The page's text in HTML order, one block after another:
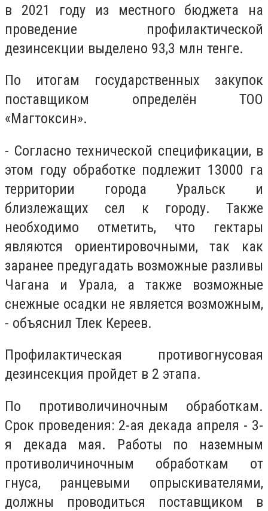
в 2021 году из местного бюджета на
проведение профилактической
дезинсекции выделено 93,3 млн тенге.
По итогам государственных закупок
поставщиком определён ТОО
«Магтоксин».
- Согласно технической спецификации, в
этом году обработке подлежит 13000 га
территории города Уральск и
близлежащих сел к городу. Также
необходимо отметить, что гектары
являются ориентировочными, так как
заранее предугадать возможные разливы
Чагана и Урала, а также возможные
снежные осадки не является возможным,
- объяснил Тлек Кереев.
Профилактическая противогнусовая
дезинсекция пройдет в 2 этапа.
По противоличиночным обработкам.
Срок проведения: 2-ая декада апреля - 3-
я декада мая. Работы по наземным
противоличиночным обработкам от
гнуса, ранцевыми опрыскивателями,
должны проводиться поставщиком в